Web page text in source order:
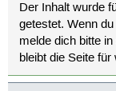
Der Inhalt wurde
getestet. Wenn
melde dich bitte
bleibt die Seite